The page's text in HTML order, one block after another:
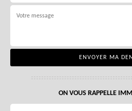
ON VOUS RAPPELLE